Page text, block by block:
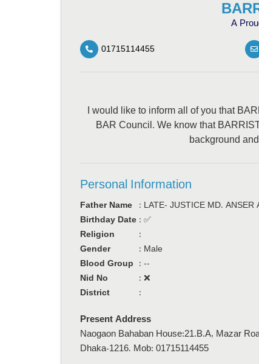
A
01715114455
I would like to inform all of you that
BAR Council. We know that
background
Personal Information
Father Name : LATE- JUSTICE MD. ANSER
Birthday Date : ✅
Religion
:
Gender
: Male
Blood Group
: --
Nid No
: ❌
District
:
Present Address
Naogaon Bahaban House:21.B.A, Mazar
Dhaka-1216. Mob: 01715114455